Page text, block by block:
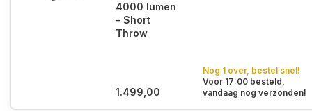
4000 lumen
– Short
Throw
1.499,00
Nog 1 over, bestel snel!
Voor 17:00 besteld,
vandaag nog verzonden!